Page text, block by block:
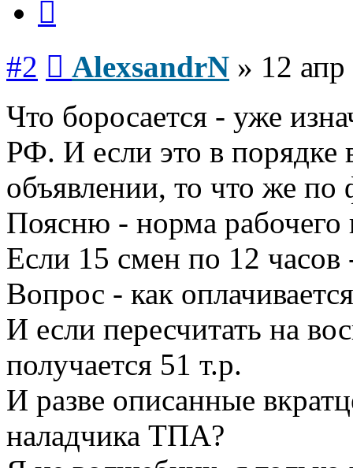
#2 AlexsandrN » 12
Что боросается - уже
РФ. И если это в порядке
объявлении, то что же по
Поясню - норма рабочего
Если 15 смен по 12 часов
Вопрос - как
И если пересчитать на
получается 51 т.р.
И разве описанные
наладчика ТПА?